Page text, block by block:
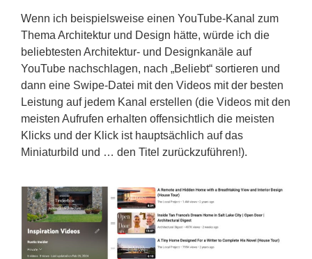
Wenn ich beispielsweise einen YouTube-Kanal zum
Thema Architektur und Design hätte, würde ich die
beliebtesten Architektur- und Designkanäle auf
YouTube nachschlagen, nach „Beliebt“ sortieren und
dann eine Swipe-Datei mit den Videos mit der besten
Leistung auf jedem Kanal erstellen (die Videos mit den
meisten Aufrufen erhalten offensichtlich die meisten
Klicks und der Klick ist hauptsächlich auf das
Miniaturbild und … den Titel zurückzuführen!).